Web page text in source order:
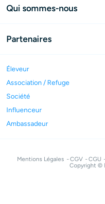
Qui sommes-nous
Partenaires
Éleveur
Association / Refuge
Société
Influenceur
Ambassadeur
Mentions Légales CGV CGU
Copyright ©